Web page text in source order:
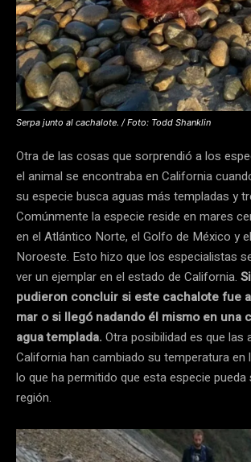
Serpa junto al cachalote. / Foto: Todd Shanklin
Otra de las cosas que sorprendió a los
el animal se encontraba en California
su especie busca aguas más templadas y
Comúnmente la especie reside en mares
en el Atlántico Norte, el Golfo de México y
Noroeste. Esto hizo que los especialistas
ver un ejemplar en el estado de California.
pudieron concluir si este cachalote fue
mar o si llegó nadando él mismo en una
agua templada. Otra posibilidad es que las
California han cambiado su temperatura
lo que ha permitido que esta especie pueda
región.